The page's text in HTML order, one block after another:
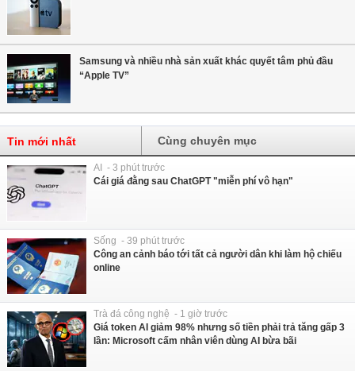
Samsung và nhiều nhà sản xuất khác quyết tâm phủ đầu
“Apple TV”
Tin mới nhất Cùng chuyên mục
AI - 3 phút trước
Cái giá đằng sau ChatGPT "miễn phí vô hạn"
Sống - 39 phút trước
Công an cảnh báo tới tất cả người dân khi làm hộ chiếu
online
Trà đá công nghệ - 1 giờ trước
Giá token AI giảm 98% nhưng số tiền phải trả tăng gấp 3
lần: Microsoft cấm nhân viên dùng AI bừa bãi